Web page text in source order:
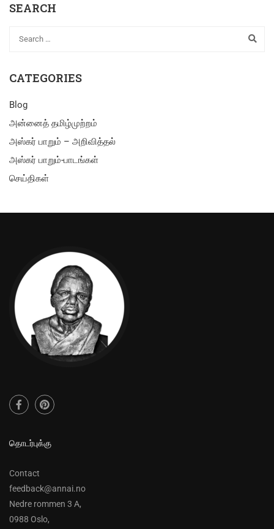
SEARCH
CATEGORIES
Blog
அன்னைத் தமிழ்முற்றம்
அஸ்கர் பாறும் – அறிவித்தல்
அஸ்கர் பாறும்-பாடங்கள்
செய்திகள்
தொடர்புக்கு
Contact
feedback@annai.no
Nedre rommen 3 A,
0988 Oslo,